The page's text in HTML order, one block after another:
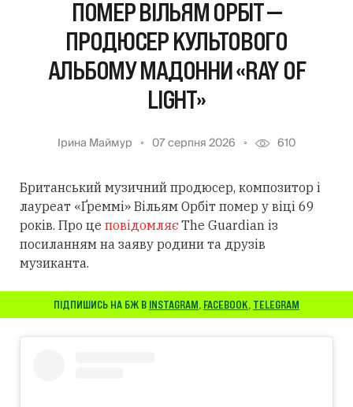
ПОМЕР ВІЛЬЯМ ОРБІТ —
ПРОДЮСЕР КУЛЬТОВОГО
АЛЬБОМУ МАДОННИ «RAY OF
LIGHT»
Ірина Маймур 07 серпня 2026 610
Британський музичний продюсер, композитор і
лауреат «Ґреммі» Вільям Орбіт помер у віці 69
років. Про це повідомляєThe Guardian із
посиланням на заяву родини та друзів
музиканта.
ПІДПИШИСЬ НА БЖ В INSTAGRAM, FACEBOOK, TELEGRAM